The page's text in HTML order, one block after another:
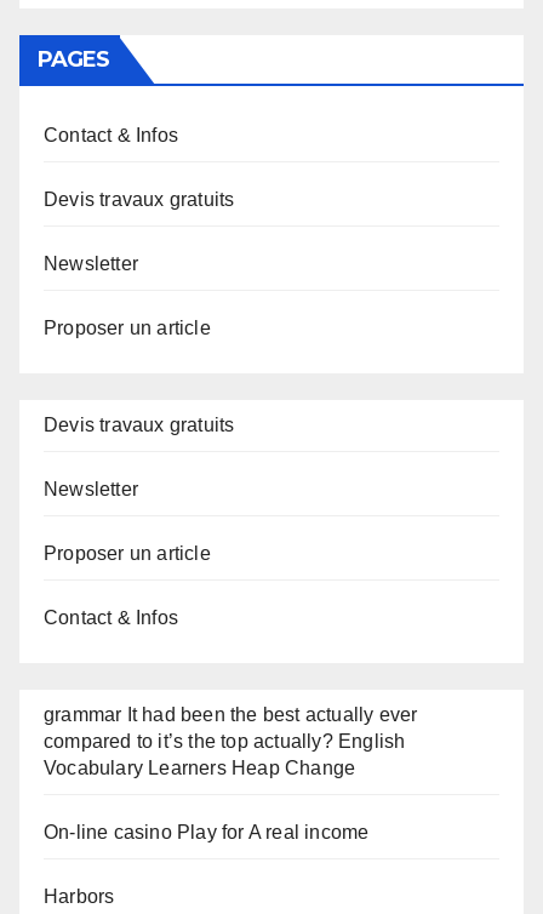
PAGES
Contact & Infos
Devis travaux gratuits
Newsletter
Proposer un article
Devis travaux gratuits
Newsletter
Proposer un article
Contact & Infos
grammar It had been the best actually ever
compared to it’s the top actually? English
Vocabulary Learners Heap Change
On-line casino Play for A real income
Harbors